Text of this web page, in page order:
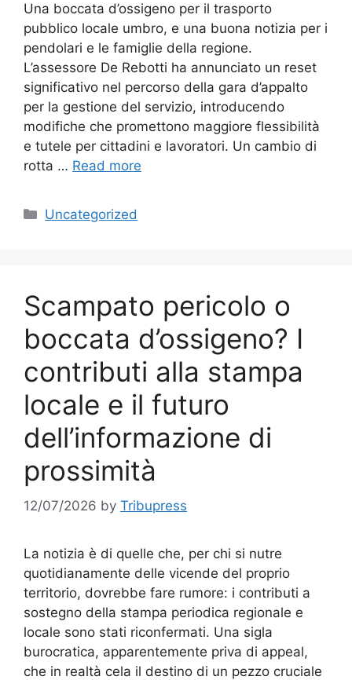
Una boccata d’ossigeno per il trasporto
pubblico locale umbro, e una buona notizia per i
pendolari e le famiglie della regione.
L’assessore De Rebotti ha annunciato un reset
significativo nel percorso della gara d’appalto
per la gestione del servizio, introducendo
modifiche che promettono maggiore flessibilità
e tutele per cittadini e lavoratori. Un cambio di
rotta … Read more
Categories
Uncategorized
Scampato pericolo o
boccata d’ossigeno? I
contributi alla stampa
locale e il futuro
dell’informazione di
prossimità
12/07/2026 by Tribupress
La notizia è di quelle che, per chi si nutre
quotidianamente delle vicende del proprio
territorio, dovrebbe fare rumore: i contributi a
sostegno della stampa periodica regionale e
locale sono stati riconfermati. Una sigla
burocratica, apparentemente priva di appeal,
che in realtà cela il destino di un pezzo cruciale